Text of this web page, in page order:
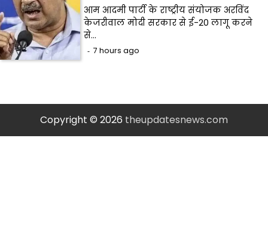
आम आदमी पार्टी के राष्ट्रीय संयोजक अरविंद
केजरीवाल मोदी सरकार से ई-20 लागू करने
से…
7 hours ago
Copyright © 2026 theupdatesnews.com